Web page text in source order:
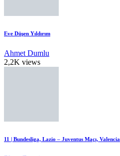
Eve Düşen Yıldırım
Ahmet Dumlu
2,2K views
11 | Bundesliga, Lazio – Juventus Maçı, Valencia